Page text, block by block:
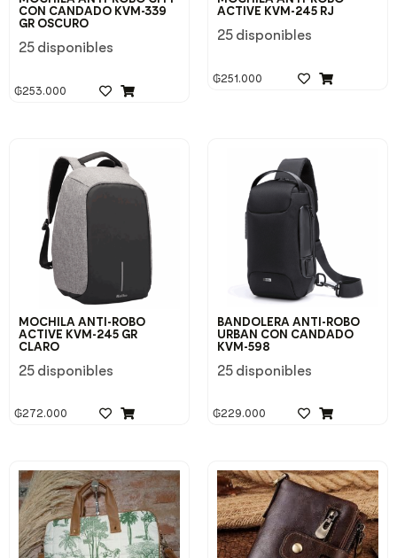
CON CANDADO KVM-339
GR OSCURO
25 disponibles
₲253.000
ACTIVE KVM-245 RJ
25 disponibles
₲251.000
MOCHILA ANTI-ROBO
ACTIVE KVM-245 GR
CLARO
25 disponibles
₲272.000
BANDOLERA ANTI-ROBO
URBAN CON CANDADO
KVM-598
25 disponibles
₲229.000